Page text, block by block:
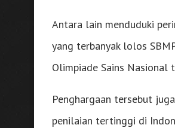
Antara lain menduduki
yang terbanyak lolos
Olimpiade Sains
Penghargaan tersebut
penilaian tertinggi di